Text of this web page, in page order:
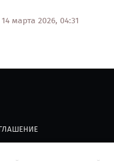
14 марта 2026, 04:31